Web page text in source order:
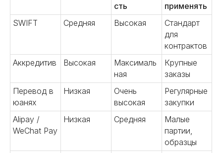
сть
применять
SWIFT
Средняя Высокая
Стандарт
для
контрактов
Аккредитив
Высокая
Максималь
ная
Крупные
заказы
Перевод в
юанях
Низкая
Очень
высокая
Регулярные
закупки
Alipay /
WeChat Pay
Низкая Средняя
Малые
партии,
образцы